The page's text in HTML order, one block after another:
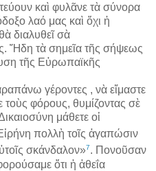
καὶ φυλᾶνε τὰ σύνορα
λαό μας καὶ ὄχι ἡ
διαλυθεῖ σὰ
Ἤδη τὰ σημεῖα τῆς σήψεως
τῆς Εὐρωπαϊκῆς
γέροντες , νὰ εἴμαστε
φόρους, θυμίζοντας σὲ
μάθετε οἱ
πολλὴ τοῖς ἀγαπώσιν
σκάνδαλον»7. Πονοῦσαν
ὅτι ἡ ἀθεΐα